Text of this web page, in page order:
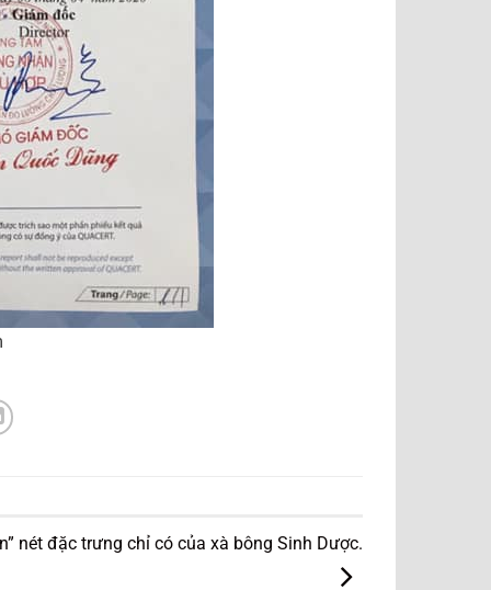
nét đặc trưng chỉ có của xà bông Sinh Dược.